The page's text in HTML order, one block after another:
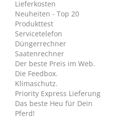
Lieferkosten
Neuheiten - Top 20
Produkttest
Servicetelefon
Düngerrechner
Saatenrechner
Der beste Preis im Web.
Die Feedbox.
Klimaschutz.
Priority Express Lieferung
Das beste Heu für Dein
Pferd!